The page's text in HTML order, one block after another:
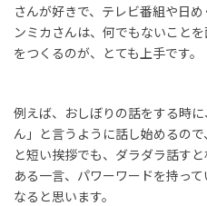
さんが好きで、テレビ番組や日
ンミカさんは、何でもないこと
をつくるのが、とても上手です。
例えば、おしぼりの話をする時
ん」と言うように話し始めるので
と短い挨拶でも、ダラダラ話す
ある一言、パワーワードを持っ
なると思います。